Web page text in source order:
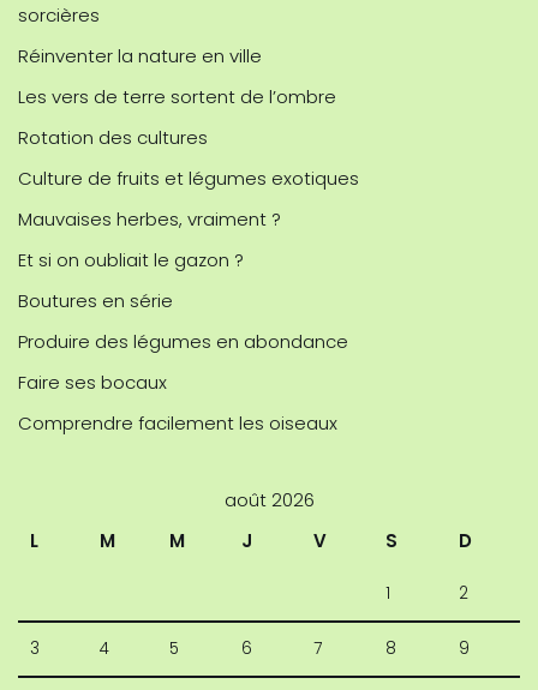
sorcières
Réinventer la nature en ville
Les vers de terre sortent de l’ombre
Rotation des cultures
Culture de fruits et légumes exotiques
Mauvaises herbes, vraiment ?
Et si on oubliait le gazon ?
Boutures en série
Produire des légumes en abondance
Faire ses bocaux
Comprendre facilement les oiseaux
août 2026
L
M M J V S D
1 2
3 4 5 6 7 8 9